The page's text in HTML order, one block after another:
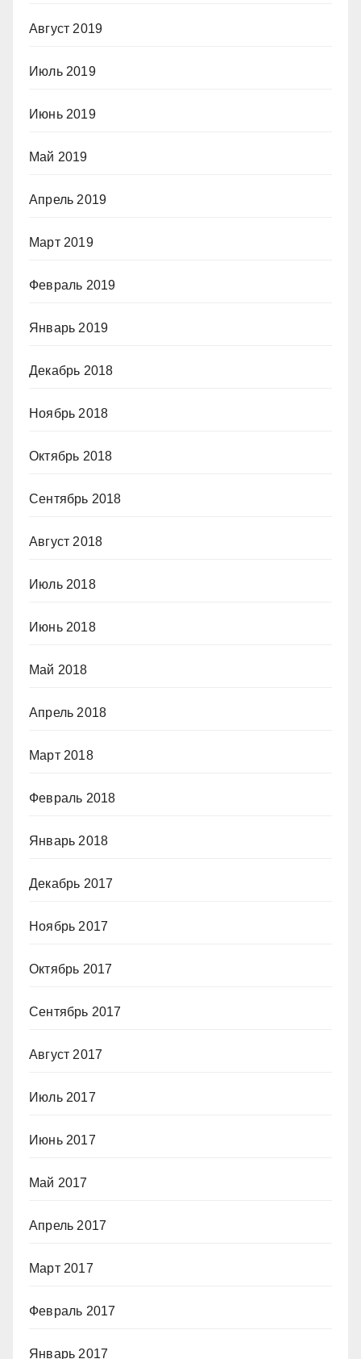
Август 2019
Июль 2019
Июнь 2019
Май 2019
Апрель 2019
Март 2019
Февраль 2019
Январь 2019
Декабрь 2018
Ноябрь 2018
Октябрь 2018
Сентябрь 2018
Август 2018
Июль 2018
Июнь 2018
Май 2018
Апрель 2018
Март 2018
Февраль 2018
Январь 2018
Декабрь 2017
Ноябрь 2017
Октябрь 2017
Сентябрь 2017
Август 2017
Июль 2017
Июнь 2017
Май 2017
Апрель 2017
Март 2017
Февраль 2017
Январь 2017